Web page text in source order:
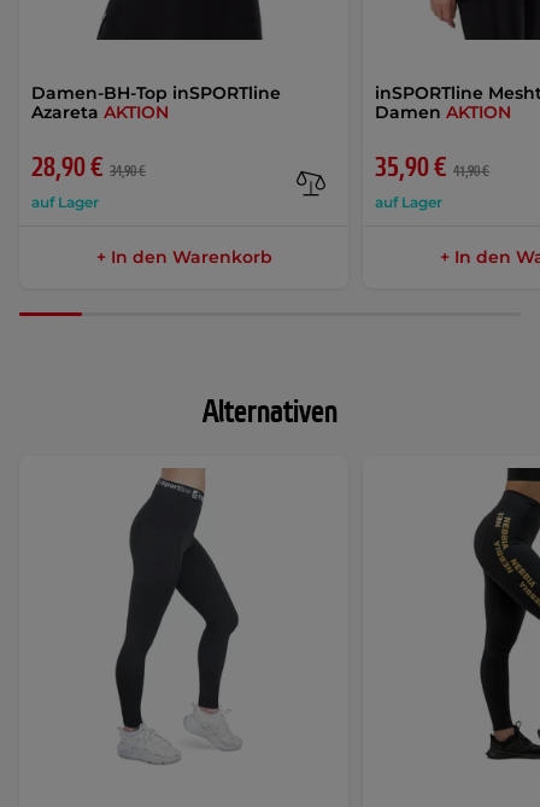
Damen-BH-Top inSPORTline
Azareta AKTION
28,90 € 34,90 €
auf Lager
+ In den Warenkorb
inSPORTline
DamenAKTION
35,90 € 41,90 €
auf Lager
+ In den
Alternativen